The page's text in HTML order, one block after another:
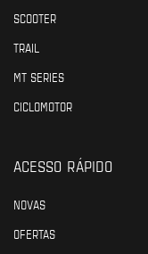
SCOOTER
TRAIL
MT SERIES
CICLOMOTOR
ACESSO RÁPIDO
NOVAS
OFERTAS